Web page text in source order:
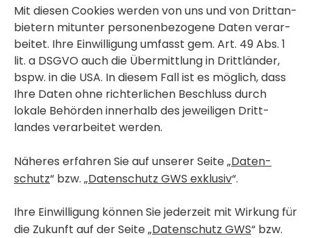
Mit diesen Cookies werden von uns und von Dritt­an­
bie­tern mitunter perso­nen­be­zo­gene Daten verar­
beitet. Ihre Einwil­li­gung umfasst gem. Art. 49 Abs. 1
lit. a DSGVO auch die Übermitt­lung in Dritt­länder,
bspw. in die USA. In diesem Fall ist es möglich, dass
Ihre Daten ohne rich­ter­li­chen Beschluss durch
lokale Behörden inner­halb des jewei­ligen Dritt­
landes verar­beitet werden.
Näheres erfahren Sie auf unserer Seite „Daten­
schutz“ bzw. „Daten­schutz GWS exklusiv“.
Ihre Einwil­li­gung können Sie jeder­zeit mit Wirkung für
die Zukunft auf der Seite „Daten­schutz GWS“ bzw.
oder ausblenden
Immo­bilie in Graz und der Stei­er­mark?
ALLE IMMO­BI­LIEN